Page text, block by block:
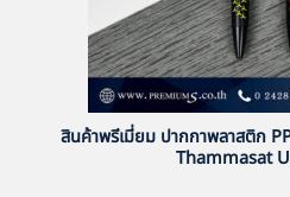
สินค้าพรีเมี่ยม ปากกาพลาสติก
Thammasat